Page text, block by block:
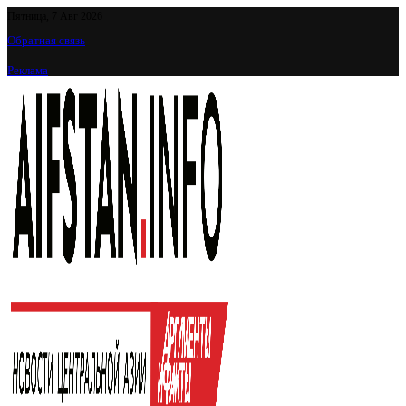
Обратная связь
Реклама